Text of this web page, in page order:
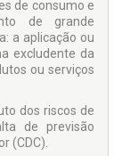
de consumo e
de grande
a aplicação ou
excludente da
ou serviços
dos riscos de
de previsão
(CDC).